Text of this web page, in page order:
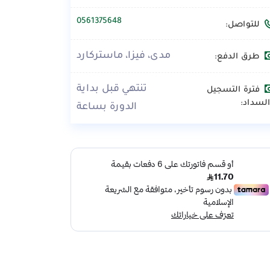
للتواصل: 0561375648
طرق الدفع: مدى، فيزا، ماستركارد
فترة التسجيل
تنتهي قبل بداية
الدورة بساعة